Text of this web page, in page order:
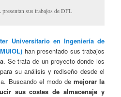
sus trabajos de DFL
Universitario en Ingeniería de
han presentado sus trabajos
. Se trata de un proyecto donde los
su análisis y rediseño desde el
Buscando el modo de mejorar la
sus costes de almacenaje y